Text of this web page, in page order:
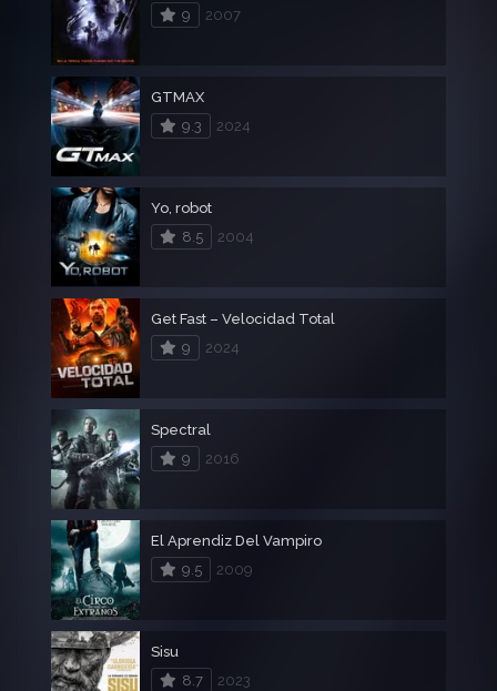
9
2007
GTMAX
9.3
2024
Yo, robot
8.5
2004
Get Fast – Velocidad Total
9
2024
Spectral
9
2016
El Aprendiz Del Vampiro
9.5
2009
Sisu
8.7
2023